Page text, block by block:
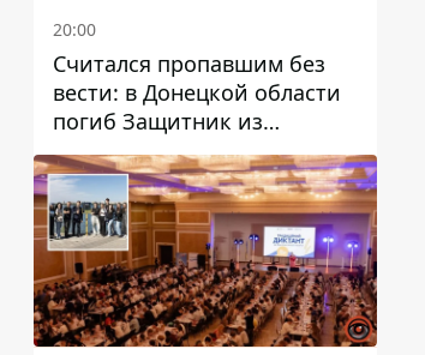
20:00
Считался пропавшим без
вести: в Донецкой области
погиб Защитник из
Каменского Антон
Красовский